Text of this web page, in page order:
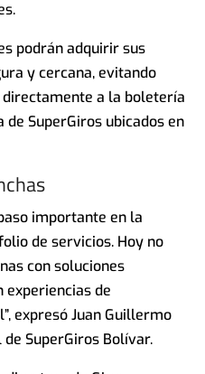
podrán adquirir sus
y cercana, evitando
a la boletería
SuperGiros ubicados en
importante en la
de servicios. Hoy no
con soluciones
experiencias de
expresó Juan Guillermo
SuperGiros Bolívar.